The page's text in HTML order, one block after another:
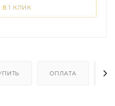
В 1 КЛИК
ОПЛАТА